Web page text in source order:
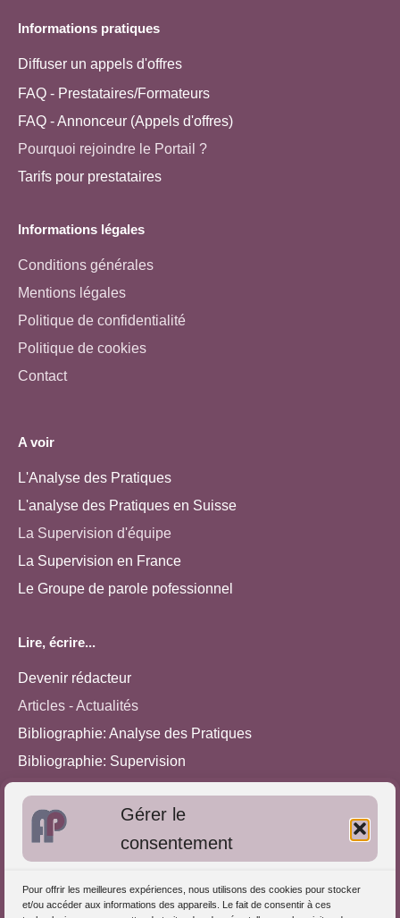
Gérer le
consentement
Pour offrir les meilleures expériences, nous utilisons des cookies pour stocker
et/ou accéder aux informations des appareils. Le fait de consentir à ces
Informations pratiques
Diffuser un appels d'offres
FAQ - Prestataires/Formateurs
FAQ - Annonceur (Appels d'offres)
Pourquoi rejoindre le Portail ?
Tarifs pour prestataires
Informations légales
Conditions générales
Mentions légales
Politique de confidentialité
Politique de cookies
Contact
A voir
L'Analyse des Pratiques
L'analyse des Pratiques en Suisse
La Supervision d'équipe
La Supervision en France
Le Groupe de parole pofessionnel
Lire, écrire...
Devenir rédacteur
Articles - Actualités
Bibliographie: Analyse des Pratiques
Bibliographie: Supervision
Approches de l'Analyse des pratiques
S'inscrire dans l'Annuaire